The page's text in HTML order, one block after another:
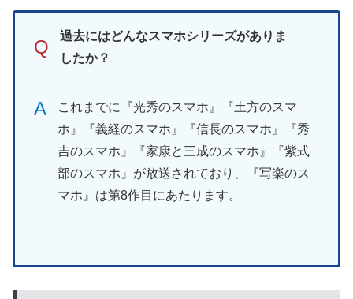
Q
過去にはどんなスマホシリーズがありま
したか？
A
これまでに『光秀のスマホ』『土方のスマ
ホ』『義経のスマホ』『信長のスマホ』『秀
吉のスマホ』『家康と三成のスマホ』『紫式
部のスマホ』が放送されており、『写楽のス
マホ』は第8作目にあたります。